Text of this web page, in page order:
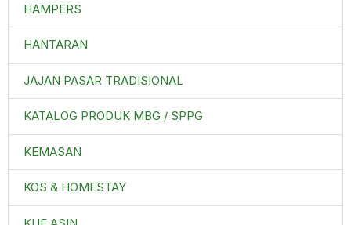
HAMPERS
HANTARAN
JAJAN PASAR TRADISIONAL
KATALOG PRODUK MBG / SPPG
KEMASAN
KOS & HOMESTAY